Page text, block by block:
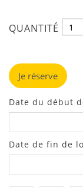
QUANTITÉ
Je réserve
Date du début
Date de fin de